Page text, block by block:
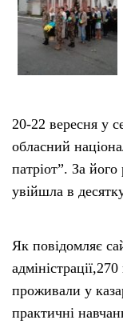
20-22 вересня у
обласний
патріот”. За
увійшла в
Як повідомляє
проживали у
практичні